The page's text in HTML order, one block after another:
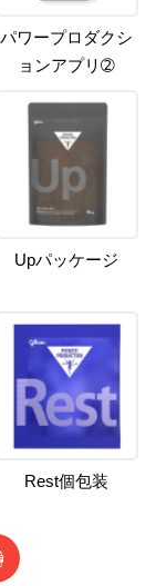
パワープロダクシ
ョンアプリ➁
Upパッケージ
Rest個包装